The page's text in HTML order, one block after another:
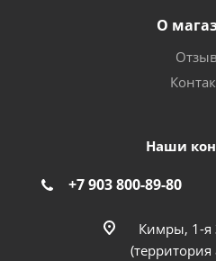
О
Наши
+7 903 800-89-80
Кимры, 1-я
(территория